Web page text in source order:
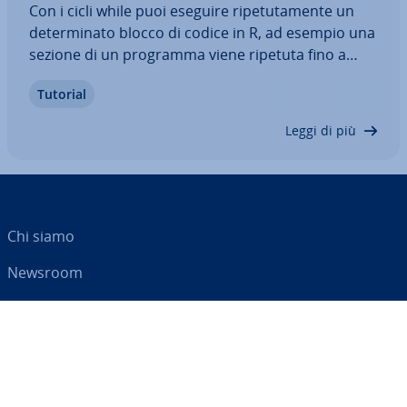
Con i cicli while puoi eseguire ri­pe­tu­ta­men­te un
de­ter­mi­na­to blocco di codice in R, ad esempio una
sezione di un programma viene ripetuta fino a
la base di molte tipologie di algoritmo. In questo
Tutorial
Leggi di più
Chi siamo
Newsroom